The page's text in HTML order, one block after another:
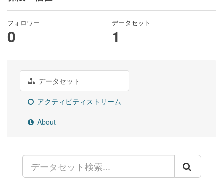
フォロワー
0
データセット
1
データセット
アクティビティストリーム
About